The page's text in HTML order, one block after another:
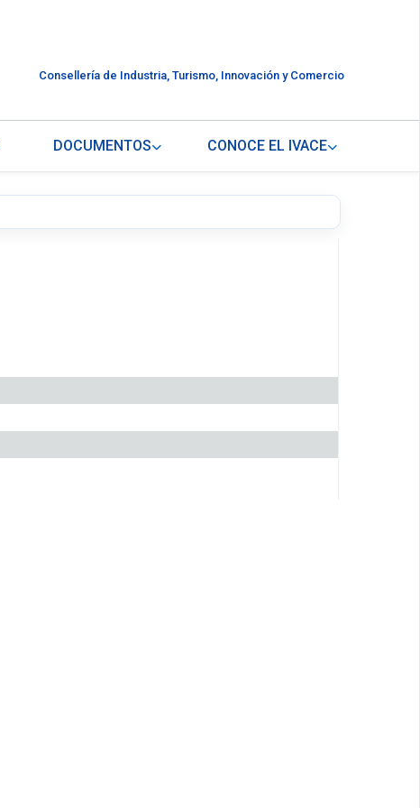
Consellería de Industria, Turismo, Innovación y Comercio
DOCUMENTOS CONOCE EL IVACE